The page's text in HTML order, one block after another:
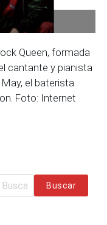
Queen, formada
cantante y pianista
el baterista
Foto: Internet
Buscar